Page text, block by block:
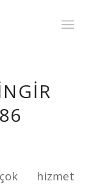
hizmet